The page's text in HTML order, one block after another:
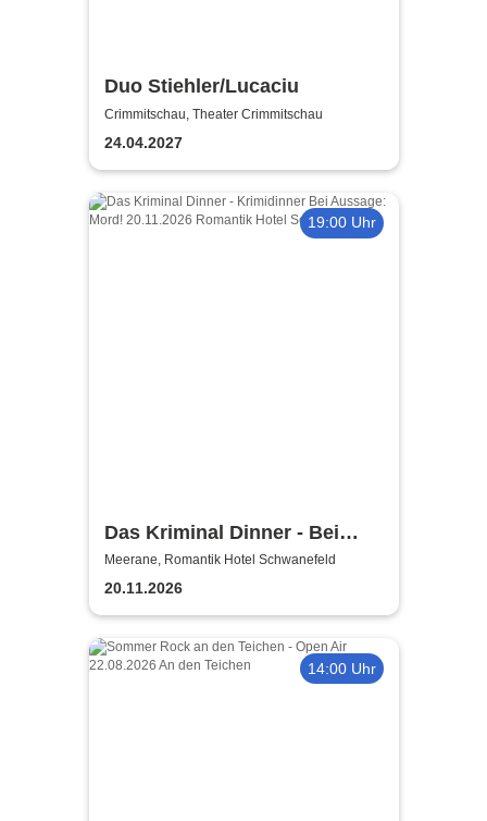
Duo Stiehler/Lucaciu
Crimmitschau, Theater Crimmitschau
24.04.2027
19:00 Uhr
Das Kriminal Dinner - Bei
Aussage: Mord!
Meerane, Romantik Hotel Schwanefeld
20.11.2026
14:00 Uhr